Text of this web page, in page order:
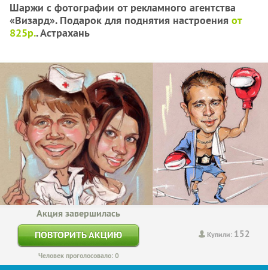
Шаржи с фотографии от рекламного агентства
«Визард». Подарок для поднятия настроения от
825р.. Астрахань
Купили: 152
Акция завершилась
ПОВТОРИТЬ АКЦИЮ
Человек проголосовало: 0